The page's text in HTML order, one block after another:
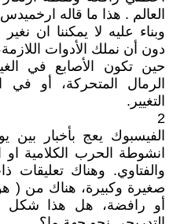
العالم . هذا ما قاله
وبناء عليه لا يمكننا ان
دون أن نملك الأدوات
حين تكون الأصابع في
الرمال المتحركة، أو في
التغيير.
2
الفيسبوك يعج بأخبار بين
انشوطة الحرب الكلامية او
والفتاوي. وهناك
صغيرة وكبيرة، هناك من (
أو رافضة، هل هذا شكل